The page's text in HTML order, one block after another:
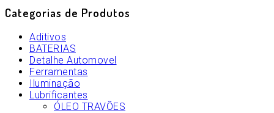
Categorias de Produtos
Aditivos
BATERIAS
Detalhe Automovel
Ferramentas
Iluminação
Lubrificantes
ÓLEO TRAVÕES